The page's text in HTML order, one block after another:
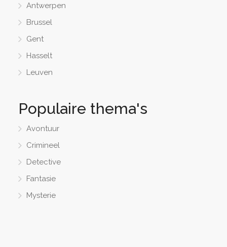
Antwerpen
Brussel
Gent
Hasselt
Leuven
Populaire thema's
Avontuur
Crimineel
Detective
Fantasie
Mysterie